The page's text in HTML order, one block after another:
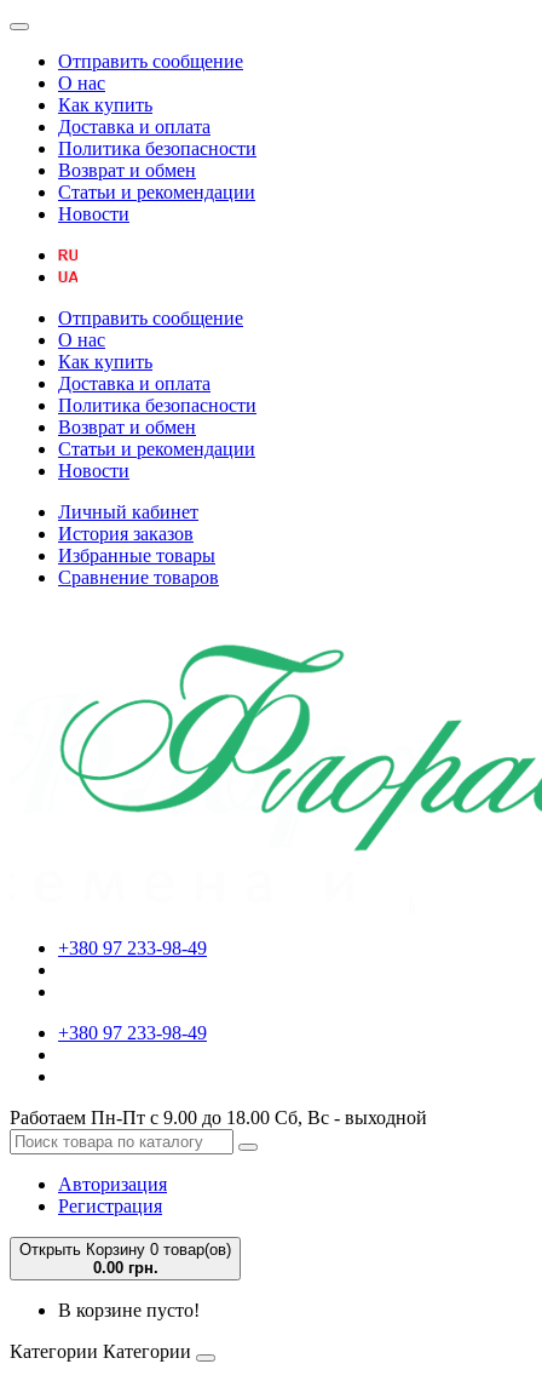
Отправить сообщение
О нас
Как купить
Доставка и оплата
Политика безопасности
Возврат и обмен
Статьи и рекомендации
Новости
Отправить сообщение
О нас
Как купить
Доставка и оплата
Политика безопасности
Возврат и обмен
Статьи и рекомендации
Новости
Личный кабинет
История заказов
Избранные товары
Сравнение товаров
+380 97 233-98-49
+380 97 233-98-49
Работаем Пн-Пт с 9.00 до 18.00 Сб, Вс - выходной
Авторизация
Регистрация
Открыть Корзину 0 товар(ов)
0.00 грн.
В корзине пусто!
Категории Категории